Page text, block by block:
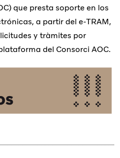
que presta soporte en los
a partir del e-TRAM,
y tràmites por
del Consorci AOC.